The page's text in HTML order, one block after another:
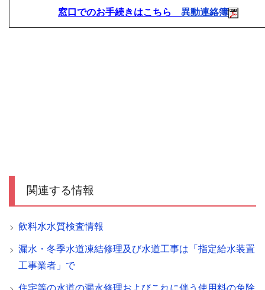
窓口でのお手続きはこちら 異動連絡簿
関連する情報
飲料水水質検査情報
漏水・冬季水道凍結修理及び水道工事は「指定給水装置
工事業者」で
住宅等の水道の漏水修理およびこれに伴う使用料の免除